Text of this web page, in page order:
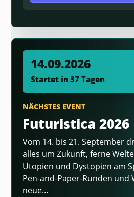
14.09.2026
Startet in 37 Tagen
NÄCHSTES EVENT
Futuristica 2026
Vom 14. bis 21. September
alles um Zukunft, ferne
Utopien und Dystopien am
Pen-and-Paper-Runden und
neue...